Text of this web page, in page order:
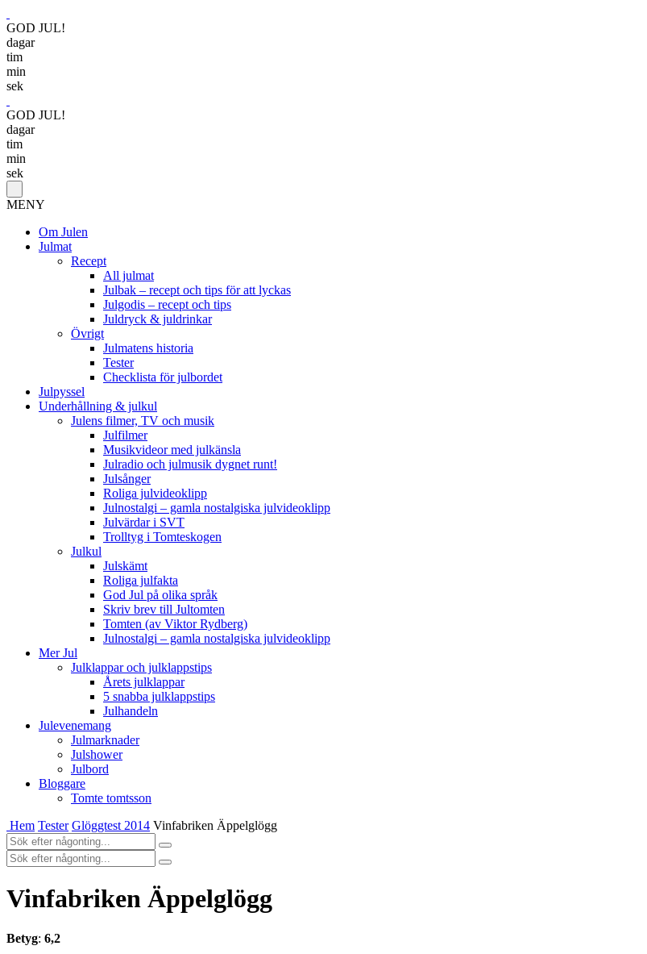
GOD JUL!
dagar
tim
min
sek
GOD JUL!
dagar
tim
min
sek
MENY
Om Julen
Julmat
Recept
All julmat
Julbak – recept och tips för att lyckas
Julgodis – recept och tips
Juldryck & juldrinkar
Övrigt
Julmatens historia
Tester
Checklista för julbordet
Julpyssel
Underhållning & julkul
Julens filmer, TV och musik
Julfilmer
Musikvideor med julkänsla
Julradio och julmusik dygnet runt!
Julsånger
Roliga julvideoklipp
Julnostalgi – gamla nostalgiska julvideoklipp
Julvärdar i SVT
Trolltyg i Tomteskogen
Julkul
Julskämt
Roliga julfakta
God Jul på olika språk
Skriv brev till Jultomten
Tomten (av Viktor Rydberg)
Julnostalgi – gamla nostalgiska julvideoklipp
Mer Jul
Julklappar och julklappstips
Årets julklappar
5 snabba julklappstips
Julhandeln
Julevenemang
Julmarknader
Julshower
Julbord
Bloggare
Tomte tomtsson
Hem Tester Glöggtest 2014 Vinfabriken Äppelglögg
Vinfabriken Äppelglögg
Betyg: 6,2